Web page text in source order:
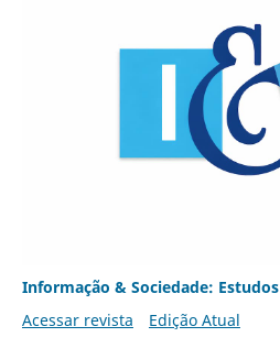
Informação & Sociedade: Estudos
Acessar revista
Edição Atual